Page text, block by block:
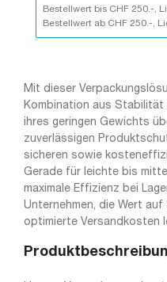
Bestellwert bis CHF 250.-,
Bestellwert ab CHF 250.-,
Mit dieser
Kombination aus
ihres geringen Gewichts
zuverlässigen
sicheren sowie
Gerade für leichte bis
maximale Effizienz bei
Unternehmen, die Wert
optimierte Versandkosten